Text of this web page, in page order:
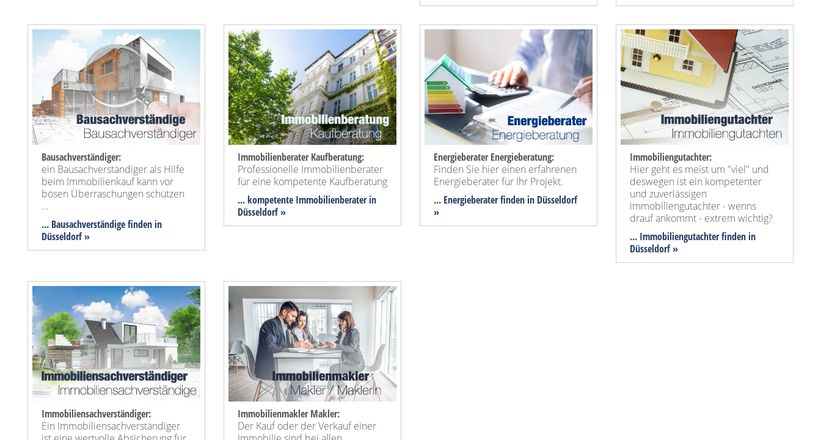
Bausachverständiger:
ein Bausachverständiger als Hilfe
beim Immobilienkauf kann vor
bösen Überraschungen schützen
...
... Bausachverständige finden in
Düsseldorf »
Immobilienberater Kaufberatung:
Professionelle Immobilienberater
für eine kompetente Kaufberatung
... kompetente Immobilienberater in
Düsseldorf »
Energieberater Energieberatung:
Finden Sie hier einen erfahrenen
Energieberater für Ihr Projekt.
... Energieberater finden in Düsseldorf
»
Immobiliengutachter:
Hier geht es meist um "viel" und
deswegen ist ein kompetenter
und zuverlässigen
immobiliengutachter - wenns
drauf ankommt - extrem wichtig?
... Immobiliengutachter finden in
Düsseldorf »
Immobiliensachverständiger:
Ein Immobiliensachverständiger
Immobilienmakler Makler:
Der Kauf oder der Verkauf einer